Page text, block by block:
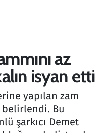
az
isyan etti
yapılan zam
belirlendi. Bu
şarkıcı Demet